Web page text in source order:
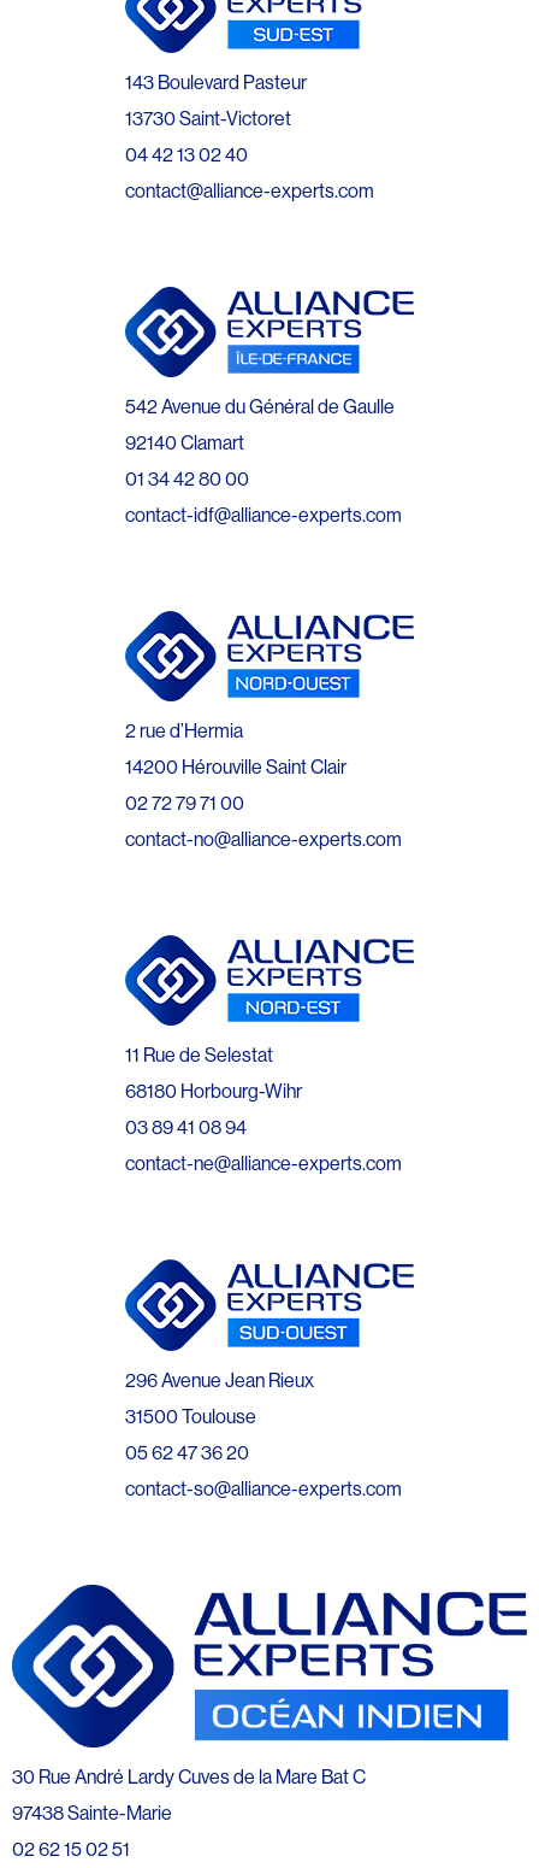
143 Boulevard Pasteur
13730 Saint-Victoret
04 42 13 02 40
contact@alliance-experts.com
542 Avenue du Général de Gaulle
92140 Clamart
01 34 42 80 00
contact-idf@alliance-experts.com
2 rue d’Hermia
14200 Hérouville Saint Clair
02 72 79 71 00
contact-no@alliance-experts.com
11 Rue de Selestat
68180 Horbourg-Wihr
03 89 41 08 94
contact-ne@alliance-experts.com
296 Avenue Jean Rieux
31500 Toulouse
05 62 47 36 20
contact-so@alliance-experts.com
30 Rue André Lardy Cuves de la Mare Bat C
97438 Sainte-Marie
02 62 15 02 51